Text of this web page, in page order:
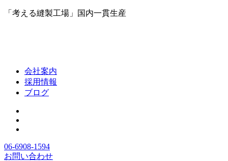
「考える縫製工場」国内一貫生産
会社案内
採用情報
ブログ
06-6908-1594
お問い合わせ